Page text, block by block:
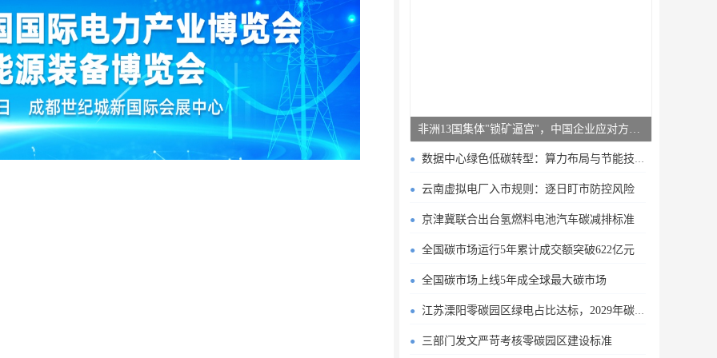
非洲13国集体"锁矿逼宫"，中国企业应对方案曝光
数据中心绿色低碳转型：算力布局与节能技术突破
云南虚拟电厂入市规则：逐日盯市防控风险
京津冀联合出台氢燃料电池汽车碳减排标准
全国碳市场运行5年累计成交额突破622亿元
全国碳市场上线5年成全球最大碳市场
江苏溧阳零碳园区绿电占比达标，2029年碳排目标明确
三部门发文严苛考核零碳园区建设标准